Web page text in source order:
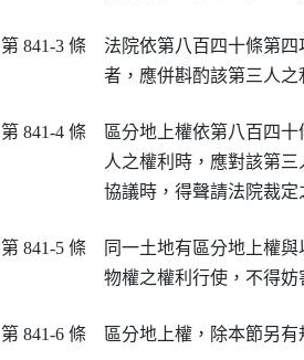
第 841-3 條
法院依第八百四十條第
者，應併斟酌該第三人之
第 841-4 條
區分地上權依第八百四
人之權利時，應對該第
協議時，得聲請法院裁定
第 841-5 條
同一土地有區分地上權
物權之權利行使，不得妨
第 841-6 條 區分地上權，除本節另